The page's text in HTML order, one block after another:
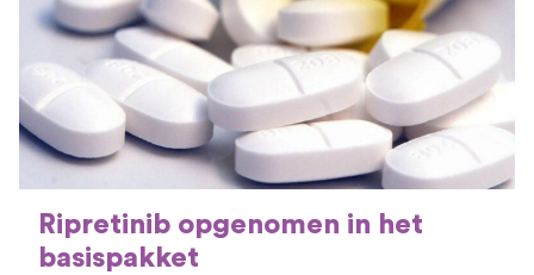
Ripretinib opgenomen in het
basispakket